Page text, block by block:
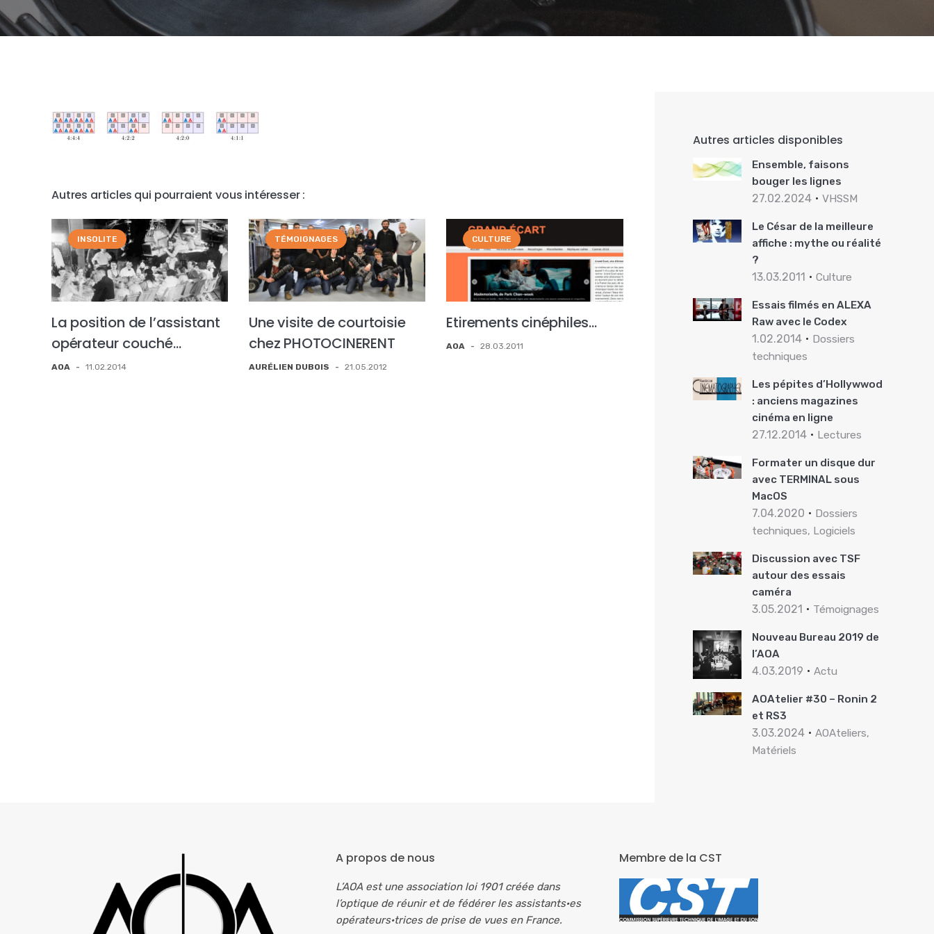
Autres articles qui pourraient vous intéresser :
INSOLITE
La position de l’assistant
opérateur couché…
AOA - 11.02.2014
TÉMOIGNAGES
Une visite de courtoisie
chez PHOTOCINERENT
AURÉLIEN DUBOIS - 21.05.2012
CULTURE
Etirements cinéphiles…
AOA - 28.03.2011
Autres articles disponibles
Ensemble, faisons
bouger les lignes
27.02.2024 VHSSM
Le César de la meilleure
affiche : mythe ou réalité
?
13.03.2011 Culture
Essais filmés en ALEXA
Raw avec le Codex
1.02.2014
Dossiers
techniques
Les pépites d’Hollywwod
: anciens magazines
cinéma en ligne
27.12.2014 Lectures
Formater un disque dur
avec TERMINAL sous
MacOS
7.04.2020
Dossiers
techniques, Logiciels
Discussion avec TSF
autour des essais
caméra
3.05.2021 Témoignages
Nouveau Bureau 2019 de
l’AOA
4.03.2019 Actu
AOAtelier #30 – Ronin 2
et RS3
3.03.2024
AOAteliers,
Matériels
A propos de nous
L’AOA est une association loi 1901 créée dans
l’optique de réunir et de fédérer les assistants·es
opérateurs·trices de prise de vues en France.
Membre de la CST